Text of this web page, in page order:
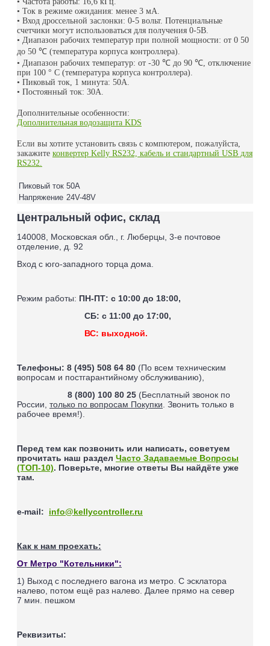
• Ток в режиме ожидания: менее 3 мА.
• Вход дроссельной заслонки: 0-5 вольт. Потенциальные
счетчики могут использоваться для получения 0-5В.
• Диапазон рабочих температур при полной мощности: от 0 50
до 50 ℃ (температура корпуса контроллера).
• Диапазон рабочих температур: от -30 ℃ до 90 ℃ , отключение
при 100 ° C (температура корпуса контроллера).
• Пиковый ток, 1 минута: 50А.
• Постоянный ток: 30А.
Дополнительные особенности:
Дополнительная водозащита KDS
Если вы хотите установить связь с компютером, пожалуйста,
закажите конвертер Kelly RS232, кабель и стандартный USB для
RS232.
Пиковый ток 50A
Напряжение 24V-48V
Центральный офис, склад
140008, Московская обл., г. Люберцы, 3-е почтовое
отделение, д. 92
Вход с юго-западного торца дома.
Режим работы: ПН-ПТ: с 10:00 до 18:00,
СБ: с 11:00 до 17:00,
ВС: выходной.
Телефоны: 8 (495) 508 64 80 (По всем техническим
вопросам и постгарантийному обслуживанию),
8 (800) 100 80 25 (Бесплатный звонок по
России, только по вопросам Покупки . Звонить только в
рабочее время!).
Перед тем как позвонить или написать, советуем
прочитать наш раздел Часто Задаваемые Вопросы
(ТОП-10). Поверьте, многие ответы Вы найдёте уже
там.
e-mail: info@kellycontroller.ru
Как к нам проехать:
От Метро "Котельники":
1) Выход с последнего вагона из метро. С эсклатора
налево, потом ещё раз налево. Далее прямо на север
7 мин. пешком
Реквизиты: